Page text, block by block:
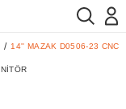
14'' MAZAK D0506-23 CNC